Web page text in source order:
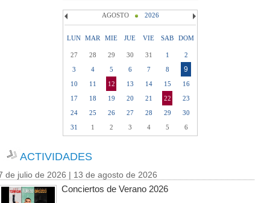
AGOSTO 2026
LUN MAR MIE JUE VIE SAB DOM
27 28 29 30 31 1
2
3
4 5 6 7 8 9
10 11 12 13 14 15
16
17
18 19 20 21 22
23
24
25 26 27 28 29
30
31
1 2 3 4 5 6
ACTIVIDADES
de julio de 2026 | 13 de agosto de 2026
Conciertos de Verano 2026